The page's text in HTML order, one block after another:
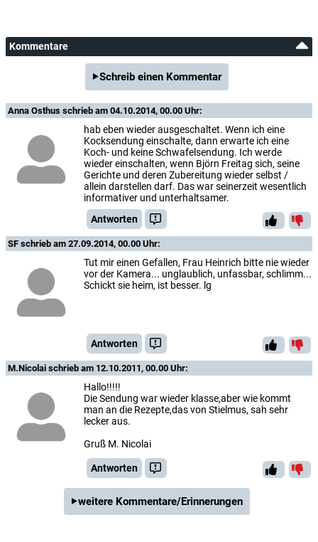
Kommentare
Schreib einen Kommentar
Anna Osthus schrieb am 04.10.2014, 00.00 Uhr:
hab eben wieder ausgeschaltet. Wenn ich eine
Kocksendung einschalte, dann erwarte ich eine
Koch- und keine Schwafelsendung. Ich werde
wieder einschalten, wenn Björn Freitag sich, seine
Gerichte und deren Zubereitung wieder selbst /
allein darstellen darf. Das war seinerzeit wesentlich
informativer und unterhaltsamer.
Antworten
SF schrieb am 27.09.2014, 00.00 Uhr:
Tut mir einen Gefallen, Frau Heinrich bitte nie wieder
vor der Kamera... unglaublich, unfassbar, schlimm...
Schickt sie heim, ist besser. lg
Antworten
M.Nicolai schrieb am 12.10.2011, 00.00 Uhr:
Hallo!!!!!
Die Sendung war wieder klasse,aber wie kommt
man an die Rezepte,das von Stielmus, sah sehr
lecker aus.
Gruß M. Nicolai
Antworten
weitere Kommentare/Erinnerungen